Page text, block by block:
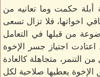
حكمت وما تعانيه من
اخواتها، فلا تزال تسعى
من قبلها في التعامل
اجتياز جسر الإخوة
التنمر، متجاهلة كالعادة
يعطيها صلاحية لكل